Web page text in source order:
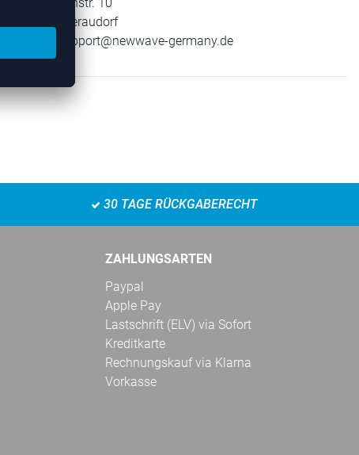
83080 Oberaudorf
support@newwave-germany.de
30 TAGE RÜCKGABERECHT
ZAHLUNGSARTEN
Paypal
Apple Pay
Lastschrift (ELV) via Sofort
Kreditkarte
Rechnungskauf via Klarna
Vorkasse